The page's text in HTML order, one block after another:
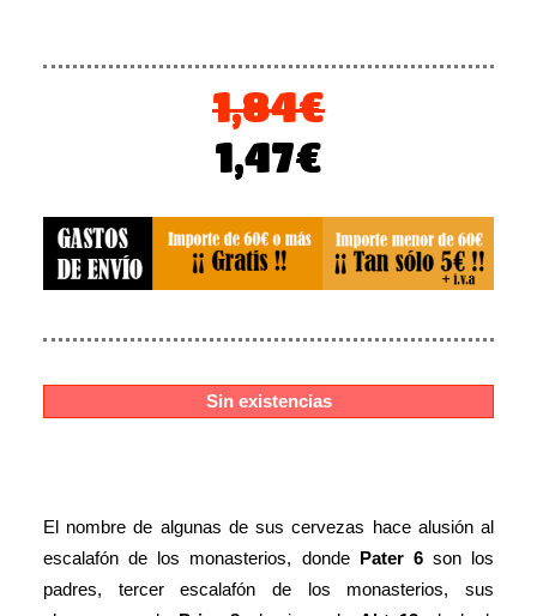
1,84€
El
precio
original
era:
1,84€.
1,47€
precio
actual
es:
1,47€.
Sin existencias
El nombre de algunas de sus cervezas hace alusión al
escalafón de los monasterios, donde Pater 6son los
padres, tercer escalafón de los monasterios, sus